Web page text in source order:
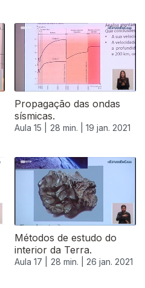
Propagação das ondas
sísmicas.
Aula 15 | 28 min. | 19 jan. 2021
Métodos de estudo do
interior da Terra.
Aula 17 | 28 min. | 26 jan. 2021